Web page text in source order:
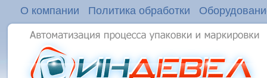
О компании Политика обработки